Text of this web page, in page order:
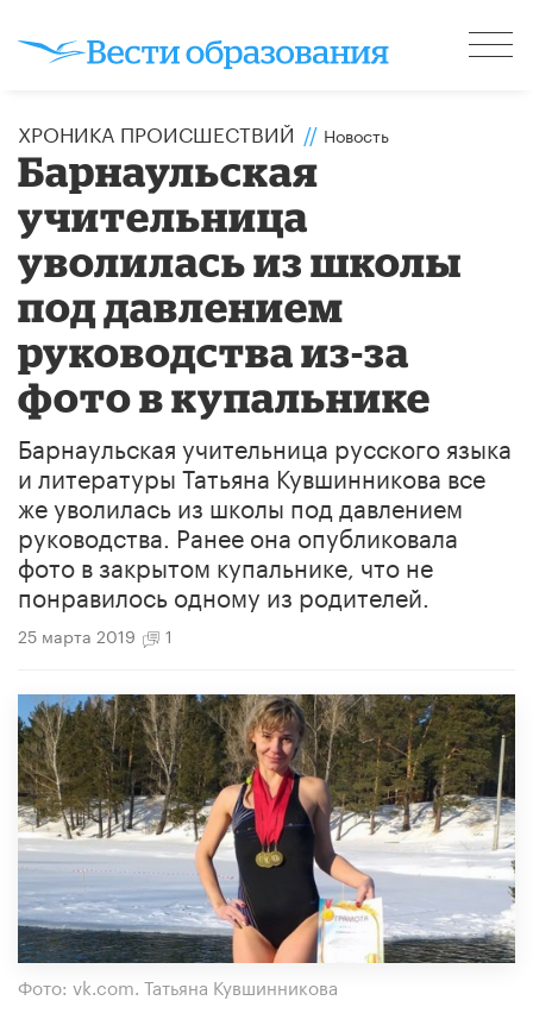
ХРОНИКА ПРОИСШЕСТВИЙ // Новость
Барнаульская
учительница
уволилась из школы
под давлением
руководства из-за
фото в купальнике
Барнаульская учительница русского языка
и литературы Татьяна Кувшинникова все
же уволилась из школы под давлением
руководства. Ранее она опубликовала
фото в закрытом купальнике, что не
понравилось одному из родителей.
25 марта 2019 1
Фото: vk.com. Татьяна Кувшинникова